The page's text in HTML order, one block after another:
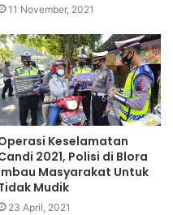
11 November, 2021
Keselamatan
2021, Polisi di Blora
Masyarakat Untuk
Mudik
23 April, 2021